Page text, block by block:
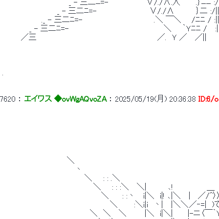
_ - 三二ﾆ=-　　　　　　　∨/./∧.人　 　 .｝ﾆﾆ :/ﾆ|　　
_ - 三二ﾆ=-　　　　　 　 　 　 ∨/./∧　　　　｝二 :/||ﾆﾔ　
._ - 三二ﾆ=-　　　　　　　 　 　 　 　 .＼ ￣＼ 　 /ﾆﾆ / :||:　ﾔ
_ - 三二ﾆ=-　　　　　　　 　 　 　 　 　 　 　 ＼　　｀Ｙﾆﾆ /　 :|:..
／三　　　　　　　　　　　　　　　　　　　　　　 ／.　Ｙ ／　 ／||　
7620 ： エイワス ◆ovWgAQvoZA ： 2025/05/19(月) 20:36:38 ID:6/
＼　　　　　　　　　　　　　　　　　　　　　　 　 　 　 　
丶　　　　　　　　　　　　　　　　 　 　 　 　 　 　 　 　
＼　　: : .＼　　　　　　　　　　　　　　　　　　　　　
＼　　: : :＼　 ＼|　　　　､!　　　　　　 ＿　　　/　
＼　　 : :丶　 i|＼　i|! ､|＼　 |　 ／/^〉〉〉 /　"￣
＼　　　:＼i|i　丶|　 |＼＼ ／‐=|　)て〕　li>''~⌒
＼　＼　 ＼ 　 　 |＼　i|＼|　　 |-ニ〈￣｀Ｙ／　,ｨｫ